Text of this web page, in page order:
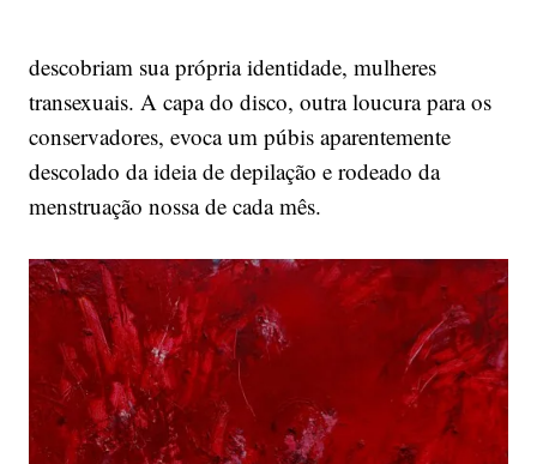
descobriam sua própria identidade, mulheres
transexuais. A capa do disco, outra loucura para os
conservadores, evoca um púbis aparentemente
descolado da ideia de depilação e rodeado da
menstruação nossa de cada mês.